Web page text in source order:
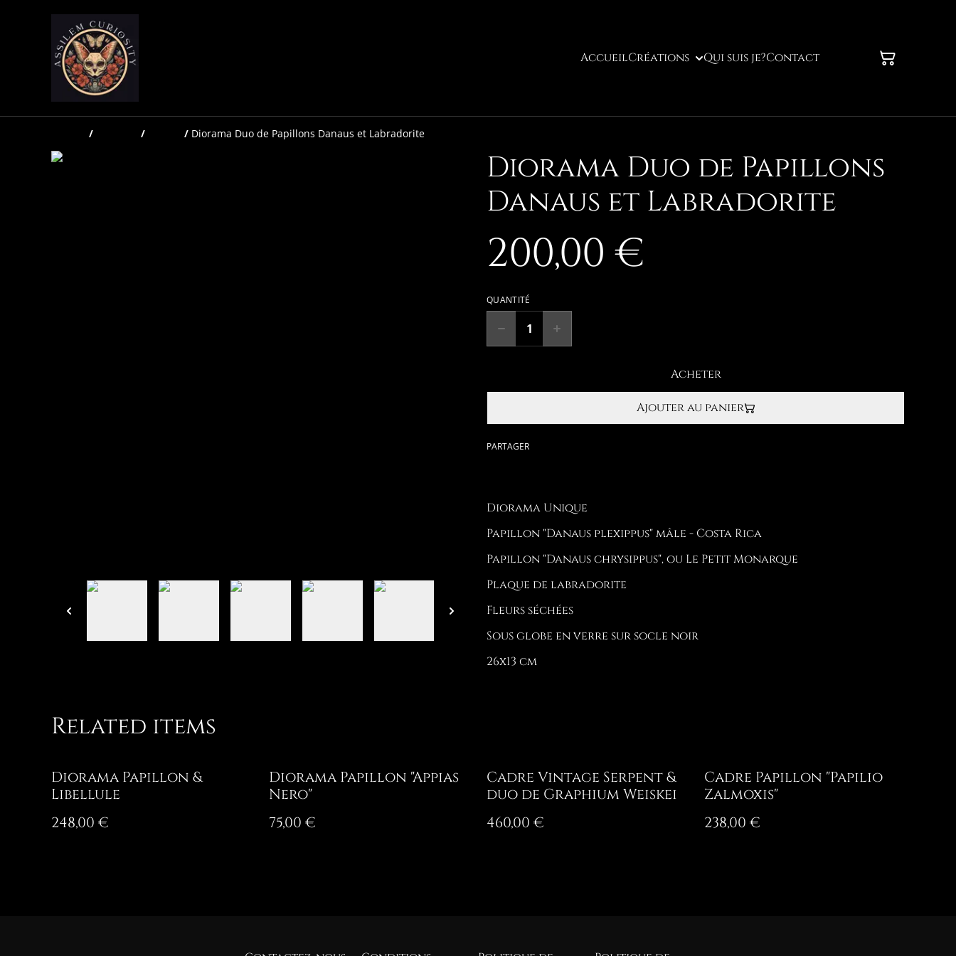
AccueilCréations Qui suis je?Contact
/ / / Diorama Duo de Papillons Danaus et Labradorite
Diorama Duo de Papillons
Danaus et Labradorite
200,00 €
QUANTITÉ
Acheter
Ajouter au panier
PARTAGER
Diorama Unique
Papillon "Danaus plexippus" mâle - Costa Rica
Papillon "Danaus chrysippus", ou Le Petit Monarque
Plaque de labradorite
Fleurs séchées
Sous globe en verre sur socle noir
26x13 cm
Related items
Diorama Papillon &
Libellule
248,00 €
Diorama Papillon "Appias
Nero"
75,00 €
Cadre Vintage Serpent &
duo de Graphium Weiskei
460,00 €
Cadre Papillon "Papilio
Zalmoxis"
238,00 €